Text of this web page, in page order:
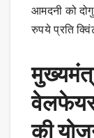
आमदनी को
रुपये प्रति
की